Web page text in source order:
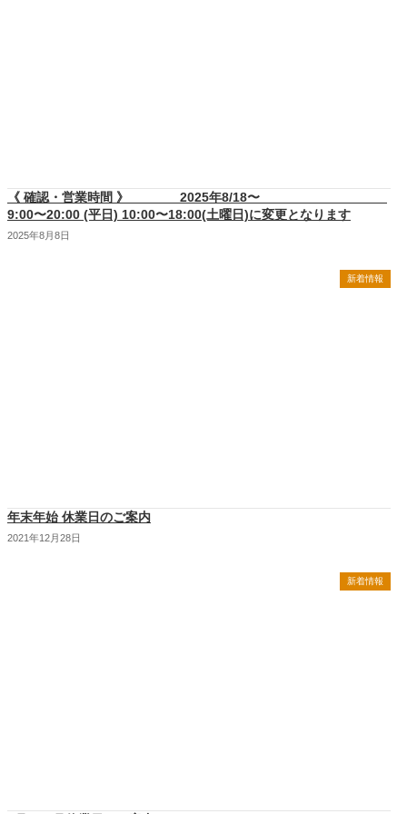
《 確認・営業時間 》 2025年8/18〜
9:00〜20:00 (平日) 10:00〜18:00(土曜日)に変更となります
2025年8月8日
新着情報
年末年始 休業日のご案内
2021年12月28日
新着情報